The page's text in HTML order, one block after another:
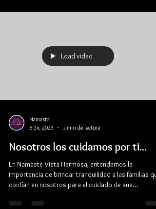
Load video
Namaste
6 dic 2023
1 min de lectura
Nosotros los cuidamos por ti...
En Namaste Vista Hermosa, entendemos la
importancia de brindar tranquilidad a las familias que
confían en nosotros para el cuidado de sus...